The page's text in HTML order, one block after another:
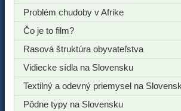
Problém chudoby v Afrike
Čo je to film?
Rasová štruktúra obyvateľstva
Vidiecke sídla na Slovensku
Textilný a odevný priemysel na
Pôdne typy na Slovensku